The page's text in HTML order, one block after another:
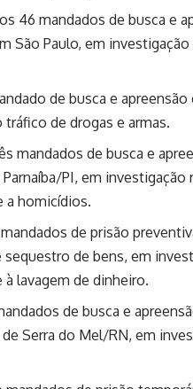
46 mandados de busca e
São Paulo, em
de busca e apreensão
de drogas e armas.
mandados de busca e
PI, em investigação
a homicídios.
de prisão
de bens, em
lavagem de dinheiro.
de busca e
Serra do Mel/RN, em